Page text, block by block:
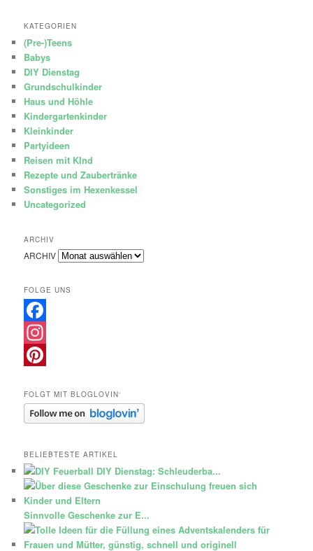
KATEGORIEN
(Pre-)Teens
Babys
DIY Dienstag
Grundschulkinder
Haus und Höhle
Kindergartenkinder
Kleinkinder
Partyideen
Reisen mit KInd
Rezepte und Zaubertränke
Sonstiges im Hexenkessel
Uncategorized
ARCHIV
ARCHIV
FOLGE UNS
Facebook
Instagram
FOLGT MIT BLOGLOVIN‘
BELIEBTESTE ARTIKEL
DIY Dienstag: Schleuderba...
Sinnvolle Geschenke zur E...